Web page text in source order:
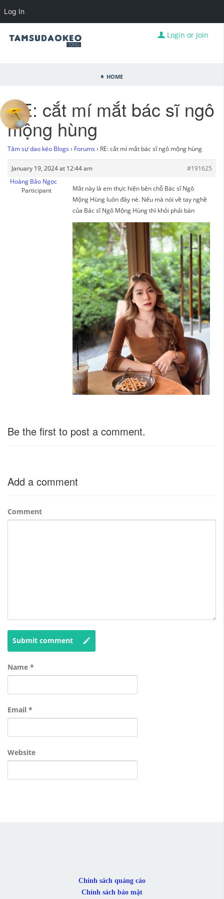
Login or Join
Home
RE: cắt mí mắt bác sĩ ngô
mộng hùng
Tâm sự dao kéo Blogs › Forums › RE: cắt mí mắt bác sĩ ngô mộng hùng
January 19, 2024 at 12:44 am
#191625
Hoàng Bảo Ngọc
Participant
Mắt này là em thực hiện bên chỗ Bác sĩ Ngô
Mộng Hùng luôn đây nè. Nếu mà nói về tay nghề
của Bác sĩ Ngô Mộng Hùng thì khỏi phải bàn
Be the first to post a comment.
Add a comment
Comment
Submit comment
Name *
Email *
Website
Chính sách quảng cáo
Chính sách bảo mật
Log In